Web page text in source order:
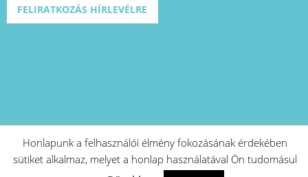
FELIRATKOZÁS HÍRLEVÉLRE
A projekt azonosító száma: EFOP-1.2.1-
Honlapunk a felhasználói élmény fokozásának érdekében
sütiket alkalmaz, melyet a honlap használatával Ön tudomásul